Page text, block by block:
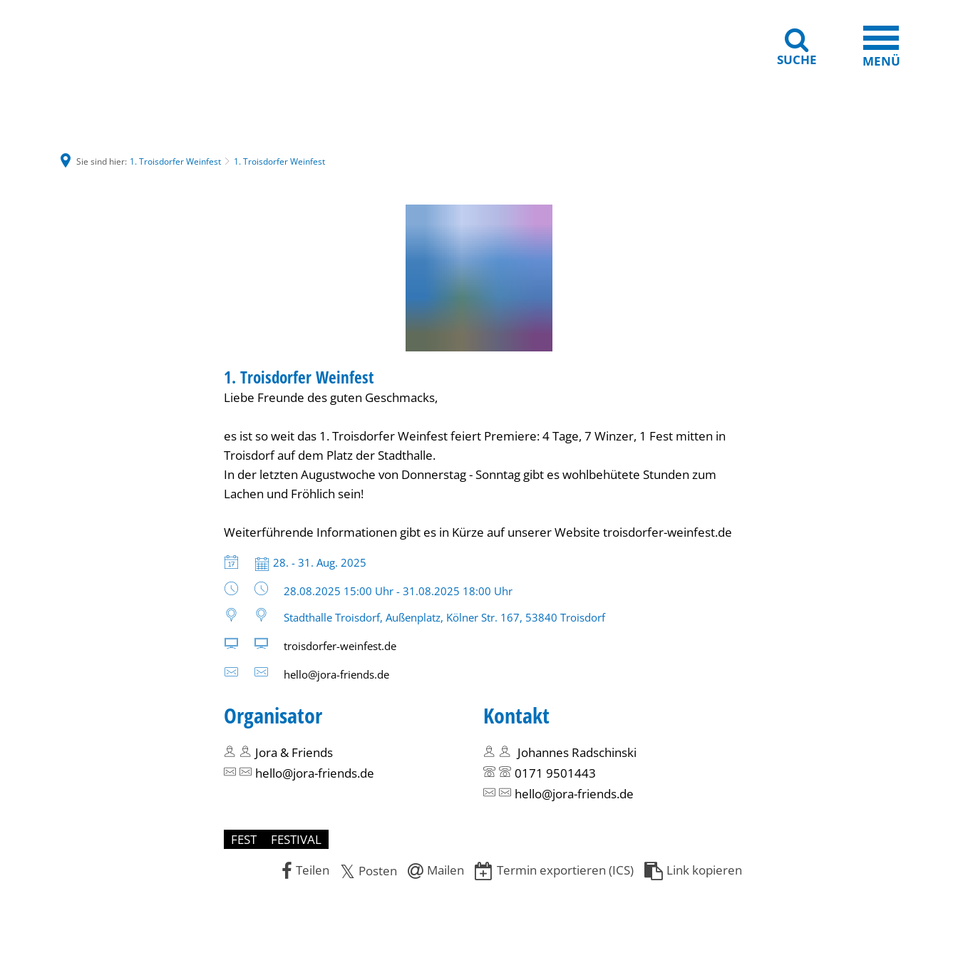
SUCHE MENÜ
Sie sind hier: 1. Troisdorfer Weinfest 1. Troisdorfer Weinfest
KATEGORIE: FESTIVAL
1. Troisdorfer Weinfest
Liebe Freunde des guten Geschmacks,
es ist so weit das 1. Troisdorfer Weinfest feiert Premiere: 4 Tage, 7 Winzer, 1 Fest mitten in
Troisdorf auf dem Platz der Stadthalle.
In der letzten Augustwoche von Donnerstag - Sonntag gibt es wohlbehütete Stunden zum
Lachen und Fröhlich sein!
Weiterführende Informationen gibt es in Kürze auf unserer Website troisdorfer-weinfest.de
Datum:
28. - 31. Aug. 2025
Uhrzeit:
28.08.2025 15:00 Uhr - 31.08.2025 18:00 Uhr
Stadthalle Troisdorf, Außenplatz, Kölner Str. 167, 53840 Troisdorf
troisdorfer-weinfest.de
hello@jora-friends.de
Organisator
Jora & Friends
hello@jora-friends.de
Kontakt
Johannes Radschinski
0171 9501443
hello@jora-friends.de
FEST
FESTIVAL
Teilen
Posten Mailen Termin exportieren (ICS) Link kopieren